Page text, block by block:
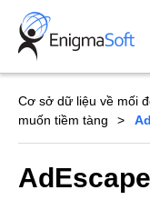
Skip
content
Cơ sở dữ liệu về mối
muốn tiềm tàng
AdEscape